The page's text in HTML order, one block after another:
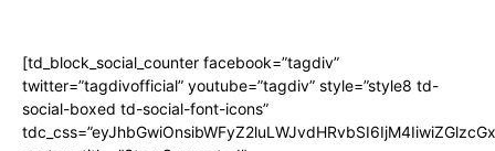
[td_block_social_counter facebook=”tagdiv”
twitter=”tagdivofficial” youtube=”tagdiv” style=”style8 td-
social-boxed td-social-font-icons”